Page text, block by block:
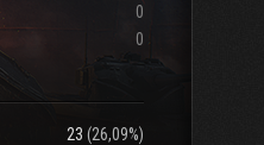
0
0
23 (26,09%)